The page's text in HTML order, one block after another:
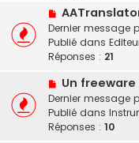
g
e
a
u
m
e
s
a
g
e
N
o
u
v
a
u
m
e
Dernier message
Publié dans
Réponses : 21
N
o
u
v
Un
Dernier message
Publié dans
Réponses : 10